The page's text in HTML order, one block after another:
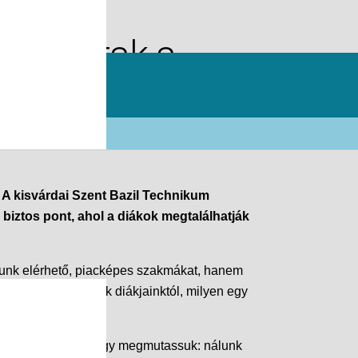
a
kisvárdai Szent Bazil Technikum
pont, ahol a diákok megtalálhatják
elérhető, piacképes szakmákat, hanem
kézből hallhatták diákjainktól, milyen egy
volt arra, hogy megmutassuk: nálunk